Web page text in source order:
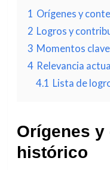
1 Orígenes y
2 Logros y
3 Momentos
4 Relevancia
4.1 Lista de
Orígenes
histórico